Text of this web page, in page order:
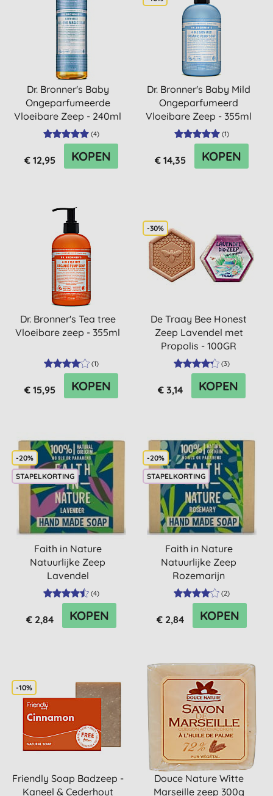
Dr. Bronner's Baby
Ongeparfumeerde
Vloeibare Zeep - 240ml
(4)
€ 12,95 KOPEN
Dr. Bronner's Baby Mild
Ongeparfumeerd
Vloeibare Zeep - 355ml
(1)
€ 14,35 KOPEN
Dr. Bronner's Tea tree
Vloeibare zeep - 355ml
(1)
€ 15,95 KOPEN
-30%
De Traay Bee Honest
Zeep Lavendel met
Propolis - 100GR
(3)
€ 3,14 KOPEN
-20%
STAPELKORTING
Faith in Nature
Natuurlijke Zeep
Lavendel
(4)
€ 2,84 KOPEN
-20%
STAPELKORTING
Faith in Nature
Natuurlijke Zeep
Rozemarijn
(2)
€ 2,84 KOPEN
-10%
Friendly Soap Badzeep -
Kaneel & Cederhout
Douce Nature Witte
Marseille zeep 300g